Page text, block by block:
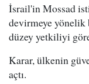
İsrail'in Mossad
devirmeye yönelik
düzey yetkiliyi
Karar, ülkenin
açtı.